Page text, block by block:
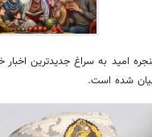
امید به سراغ جدیدترین
شده است.